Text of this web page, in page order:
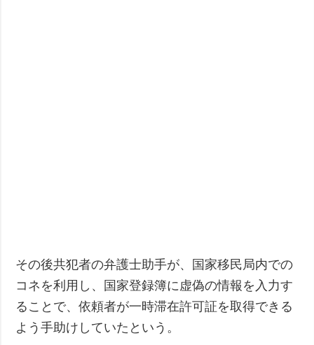
その後共犯者の弁護士助手が、国家移民局内での
コネを利用し、国家登録簿に虚偽の情報を入力す
ることで、依頼者が一時滞在許可証を取得できる
よう手助けしていたという。